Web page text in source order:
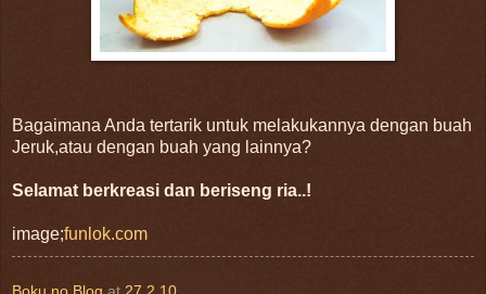
Bagaimana Anda tertarik untuk melakukannya dengan buah
Jeruk,atau dengan buah yang lainnya?
Selamat berkreasi dan beriseng ria..!
image;funlok.com